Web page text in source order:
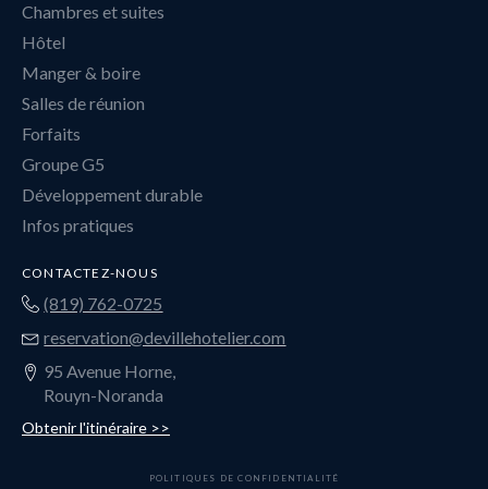
Chambres et suites
Hôtel
Manger & boire
Salles de réunion
Forfaits
Groupe G5
Développement durable
Infos pratiques
CONTACTEZ-NOUS
(819) 762-0725
reservation@devillehotelier.com
95 Avenue Horne,
Rouyn-Noranda
Obtenir l'itinéraire >>
POLITIQUES DE CONFIDENTIALITÉ